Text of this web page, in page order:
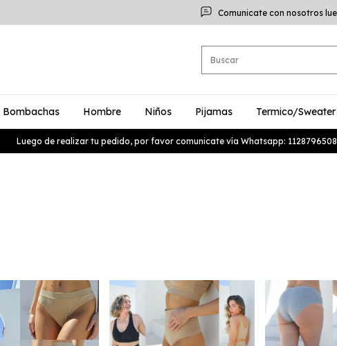
Comunicate con nosotros
Bombachas Hombre Niños Pijamas Termico/Sweater
Luego de realizar tu pedido, por favor comunicate vía Whatsapp: 1128796508